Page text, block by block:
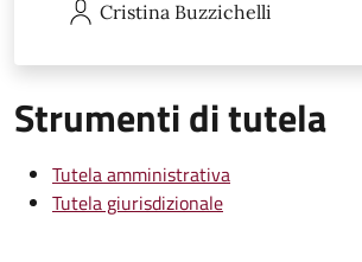
Cristina Buzzichelli
Strumenti di tutela
Tutela amministrativa
Tutela giurisdizionale